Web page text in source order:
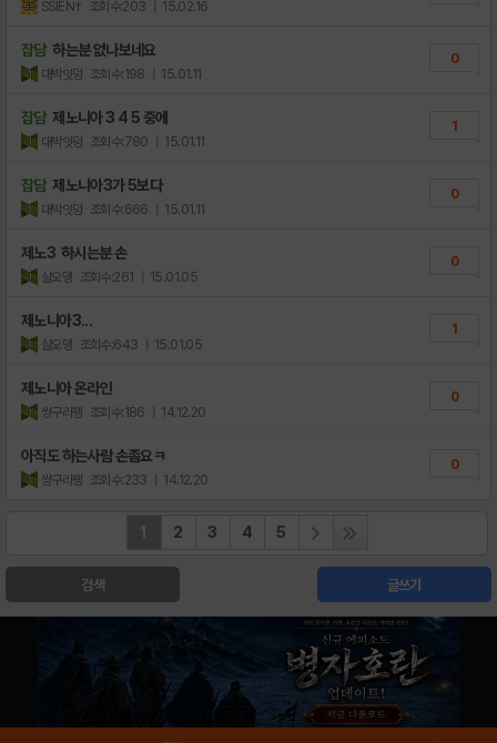
SSIEN† 조회수:203 | 15.02.16
잡담 하는분 없나보네요
대박잇덩 조회수:198 | 15.01.11
0
잡담 제노니아 3 4 5 중에
대박잇덩 조회수:780 | 15.01.11
1
잡담 제노니아3가 5보다
대박잇덩 조회수:666 | 15.01.11
0
제노3 하시는분 손
샬오뎅 조회수:261 | 15.01.05
0
제노니아3...
샬오뎅 조회수:643 | 15.01.05
1
제노니아 온라인
썅구리팽 조회수:186 | 14.12.20
0
아직도 하는사람 손좀요ㅋ
썅구리팽 조회수:233 | 14.12.20
0
1 2 3 4 5
검색 글쓰기